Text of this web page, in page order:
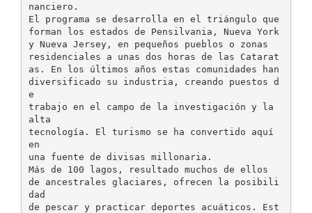
nanciero.
El programa se desarrolla en el triángulo que
forman los estados de Pensilvania, Nueva York
y Nueva Jersey, en pequeños pueblos o zonas
residenciales a unas dos horas de las Catarat
as. En los últimos años estas comunidades han
diversificado su industria, creando puestos d
e
trabajo en el campo de la investigación y la
alta
tecnología. El turismo se ha convertido aquí
en
una fuente de divisas millonaria.
Más de 100 lagos, resultado muchos de ellos
de ancestrales glaciares, ofrecen la posibili
dad
de pescar y practicar deportes acuáticos. Est